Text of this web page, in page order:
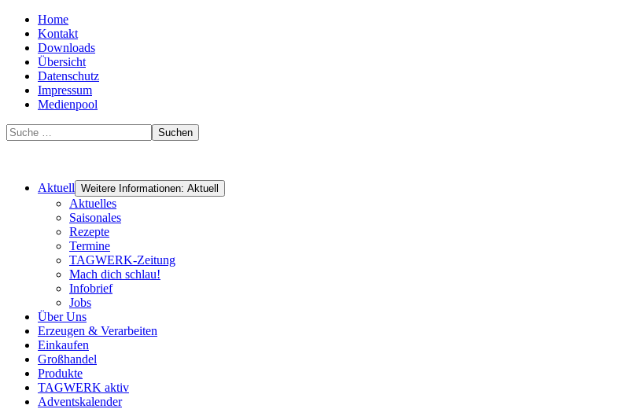
Home
Kontakt
Downloads
Übersicht
Datenschutz
Impressum
Medienpool
Suchen
Aktuell Weitere Informationen: Aktuell
Aktuelles
Saisonales
Rezepte
Termine
TAGWERK-Zeitung
Mach dich schlau!
Infobrief
Jobs
Über Uns
Erzeugen & Verarbeiten
Einkaufen
Großhandel
Produkte
TAGWERK aktiv
Adventskalender